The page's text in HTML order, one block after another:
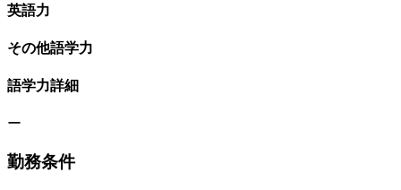
英語力
その他語学力
語学力詳細
ー
勤務条件